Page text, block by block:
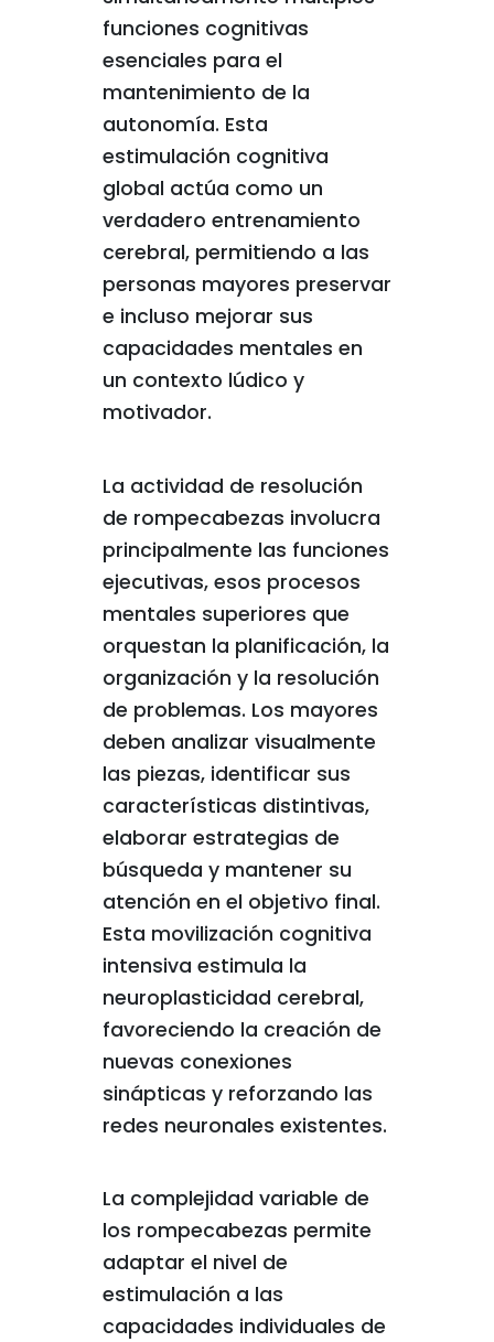
funciones cognitivas
esenciales para el
mantenimiento de la
autonomía. Esta
estimulación cognitiva
global actúa como un
verdadero entrenamiento
cerebral, permitiendo a las
personas mayores preservar
e incluso mejorar sus
capacidades mentales en
un contexto lúdico y
motivador.
La actividad de resolución
de rompecabezas involucra
principalmente las funciones
ejecutivas, esos procesos
mentales superiores que
orquestan la planificación, la
organización y la resolución
de problemas. Los mayores
deben analizar visualmente
las piezas, identificar sus
características distintivas,
elaborar estrategias de
búsqueda y mantener su
atención en el objetivo final.
Esta movilización cognitiva
intensiva estimula la
neuroplasticidad cerebral,
favoreciendo la creación de
nuevas conexiones
sinápticas y reforzando las
redes neuronales existentes.
La complejidad variable de
los rompecabezas permite
adaptar el nivel de
estimulación a las
capacidades individuales de